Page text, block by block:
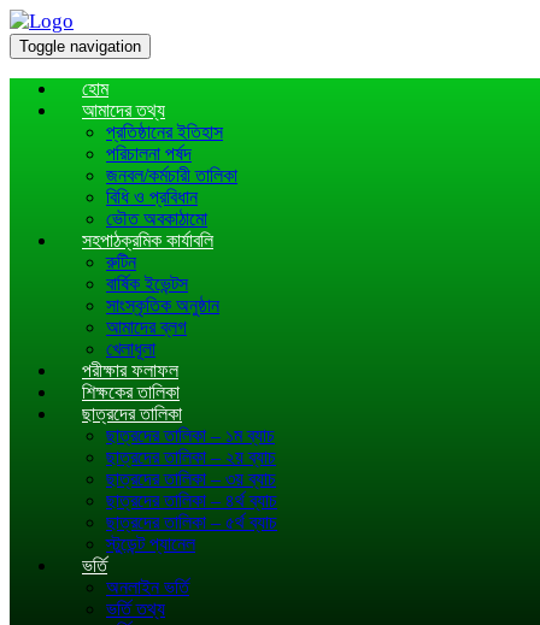
Toggle navigation
হোম
আমাদের তথ্য
প্রতিষ্ঠানের ইতিহাস
পরিচালনা পর্ষদ
জনবল/কর্মচারী তালিকা
বিধি ও প্রবিধান
ভৌত অবকাঠামো
সহপাঠক্রমিক কার্যাবলি
রুটিন
বার্ষিক ইভেন্টস
সাংস্কৃতিক অনুষ্ঠান
আমাদের ব্লগ
খেলাধূলা
পরীক্ষার ফলাফল
শিক্ষকের তালিকা
ছাত্রদের তালিকা
ছাত্রদের তালিকা – ১ম ব্যাচ
ছাত্রদের তালিকা – ২য় ব্যাচ
ছাত্রদের তালিকা – ৩য় ব্যাচ
ছাত্রদের তালিকা – ৪র্থ ব্যাচ
ছাত্রদের তালিকা – ৫র্থ ব্যাচ
স্টুডেন্ট প্যানেল
ভর্তি
অনলাইন ভর্তি
ভর্তি তথ্য